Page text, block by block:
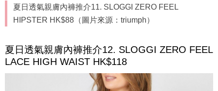
夏日透氣親膚內褲推介11. SLOGGI ZERO FEEL
HIPSTER HK$88（圖片來源：triumph）
夏日透氣親膚內褲推介12. SLOGGI ZERO FEEL
LACE HIGH WAIST HK$118